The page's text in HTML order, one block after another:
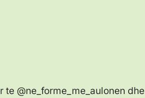
@ne_forme_me_aulonen dhe